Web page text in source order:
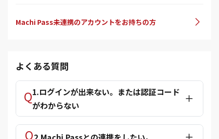
Machi Pass未連携のアカウントをお持ちの方
よくある質問
1.ログインが出来ない。または認証コード
がわからない